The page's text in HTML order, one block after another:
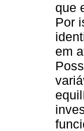
que
Por
em